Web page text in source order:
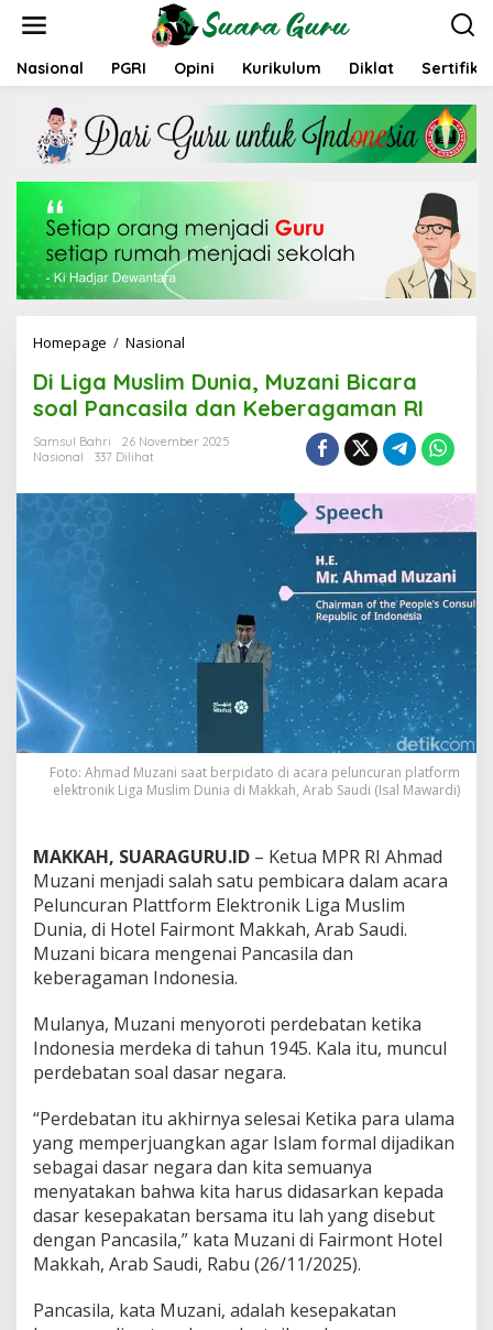
t
Nasional PGRI Opini Kurikulum Diklat
Homepage / Nasional
i
g
a
a
M
u
z
a
n
c
a
r
a
s
o
a
P
a
n
c
s
i
l
a
d
a
n
K
e
e
Di Liga Muslim Dunia, Muzani Bicara
soal Pancasila dan Keberagaman RI
Samsul Bahri
26 November 2025
Nasional
337 Dilihat
Foto: Ahmad Muzani saat berpidato di acara peluncuran platform
elektronik Liga Muslim Dunia di Makkah, Arab Saudi (Isal Mawardi)
MAKKAH, SUARAGURU.ID – Ketua MPR RI Ahmad
Muzani menjadi salah satu pembicara dalam acara
Peluncuran Plattform Elektronik Liga Muslim
Dunia, di Hotel Fairmont Makkah, Arab Saudi.
Muzani bicara mengenai Pancasila dan
keberagaman Indonesia.
Mulanya, Muzani menyoroti perdebatan ketika
Indonesia merdeka di tahun 1945. Kala itu, muncul
perdebatan soal dasar negara.
“Perdebatan itu akhirnya selesai Ketika para ulama
yang memperjuangkan agar Islam formal dijadikan
sebagai dasar negara dan kita semuanya
menyatakan bahwa kita harus didasarkan kepada
dasar kesepakatan bersama itu lah yang disebut
dengan Pancasila,” kata Muzani di Fairmont Hotel
Makkah, Arab Saudi, Rabu (26/11/2025).
Pancasila, kata Muzani, adalah kesepakatan